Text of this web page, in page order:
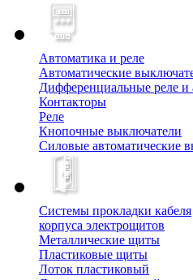
Автоматика и реле
Автоматические
Дифференциальные реле
Контакторы
Реле
Кнопочные выключатели
Силовые автоматические
Системы прокладки кабеля
корпуса электрощитов
Металлические щиты
Пластиковые щиты
Лоток пластиковый